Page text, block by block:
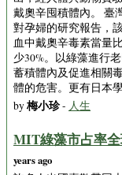
戴奧辛囤積體內。 臺
對孕婦的研究報告，
血中戴奧辛毒素當量
少30%。以綠藻進行
蓄積體內及促進相關
體的危害。更有日本
by梅小珍- 人生
MIT綠藻市占率
years ago